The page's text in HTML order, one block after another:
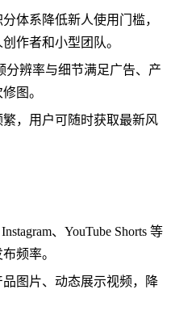
体系降低新人使用门槛，
作者和小型团队。
分辨率与细节满足广告、产
图。
，用户可随时获取最新风
、YouTube Shorts 等
频率。
品图片、动态展示视频，降